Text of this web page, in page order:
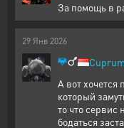
За помощь в
29 Янв 2026
А вот хочется
который
то что сервис
бодаться